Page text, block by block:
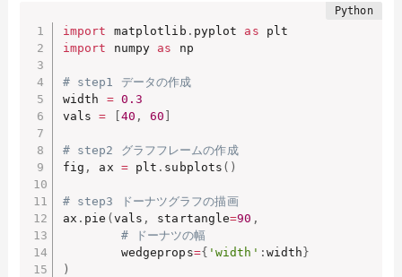
import matplotlib . pyplot as
import numpy as np
# step1 データの作成
width = 0.3
vals = 40 , 60
# step2 グラフフレームの作成
fig , ax = plt . subplots ( )
# step3 ドーナツグラフの描画
ax . pie ( vals , startangle=90 ,
# ドーナツの幅
        wedgeprops
={ 'width' : width }
)